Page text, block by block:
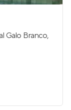
Galo Branco,